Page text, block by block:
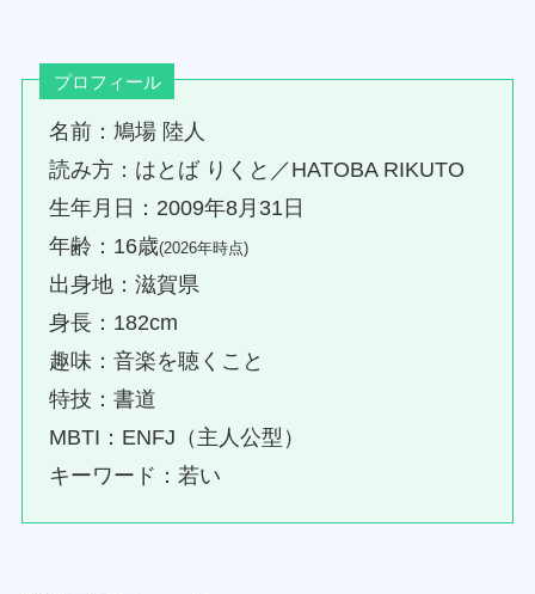
プロフィール
名前：鳩場 陸人
読み方：はとば りくと／HATOBA RIKUTO
生年月日：2009年8月31日
年齢：16歳(2026年時点)
出身地：滋賀県
身長：182cm
趣味：音楽を聴くこと
特技：書道
MBTI：ENFJ（主人公型）
キーワード：若い